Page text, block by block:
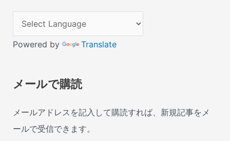
Powered by Translate
メールで購読
メールアドレスを記入して購読すれば、新規記事をメ
ールで受信できます。